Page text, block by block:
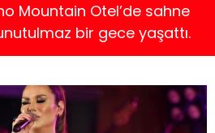
Mountain Otel’de sahne
bir gece yaşattı.